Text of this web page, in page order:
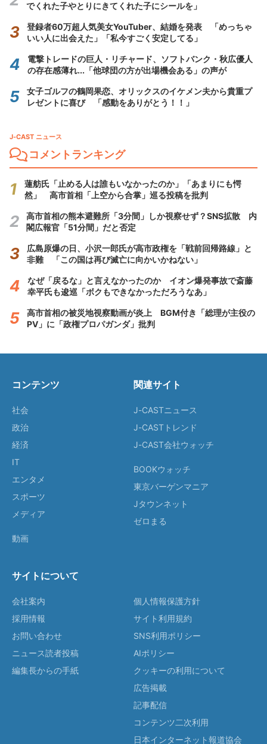
でくれた子やとりにきてくれた子にシールを」
登録者60万超人気美女YouTuber、結婚を発表 「めっちゃ
いい人に出会えた」「私今すごく安定してる」
電撃トレードの巨人・リチャード、ソフトバンク・秋広優人
の存在感薄れ...「他球団の方が出場機会ある」の声が
女子ゴルフの鶴岡果恋、オリックスのイケメン夫から貴重プ
レゼントに喜び 「感動をありがとう！！」
J-CAST ニュース
コメントランキング
蓮舫氏「止める人は誰もいなかったのか」「あまりにも愕
然」 高市首相「上空から合掌」巡る投稿を批判
高市首相の熊本避難所「3分間」しか視察せず？SNS拡散 内
閣広報官「51分間」だと否定
広島原爆の日、小沢一郎氏が高市政権を「戦前回帰路線」と
非難 「この国は再び滅亡に向かいかねない」
なぜ「戻るな」と言えなかったのか イオン爆発事故で斎藤
幸平氏も逡巡「ボクもできなかっただろうなあ」
高市首相の被災地視察動画が炎上 BGM付き「総理が主役の
PV」に「政権プロパガンダ」批判
コンテンツ
社会
政治
経済
IT
エンタメ
スポーツ
メディア
動画
関連サイト
J-CASTニュース
J-CASTトレンド
J-CAST会社ウォッチ
BOOKウォッチ
東京バーゲンマニア
Jタウンネット
ゼロまる
サイトについて
会社案内
採用情報
お問い合わせ
ニュース読者投稿
編集長からの手紙
個人情報保護方針
サイト利用規約
SNS利用ポリシー
AIポリシー
クッキーの利用について
広告掲載
記事配信
コンテンツ二次利用
日本インターネット報道協会